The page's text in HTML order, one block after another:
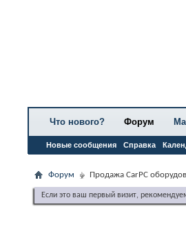
Что нового? Форум
Новые сообщения Справка
Форум Продажа CarPC
Если это ваш первый визит,